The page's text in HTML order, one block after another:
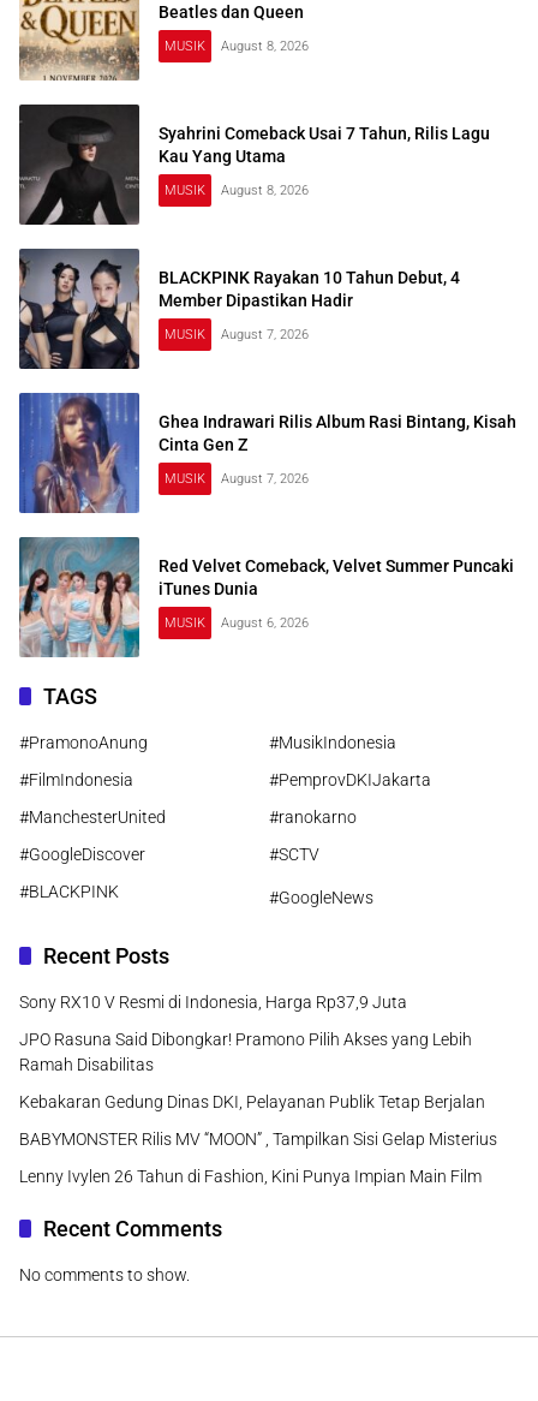
Beatles dan Queen
MUSIK August 8, 2026
Syahrini Comeback Usai 7 Tahun, Rilis Lagu
Kau Yang Utama
MUSIK August 8, 2026
BLACKPINK Rayakan 10 Tahun Debut, 4
Member Dipastikan Hadir
MUSIK August 7, 2026
Ghea Indrawari Rilis Album Rasi Bintang, Kisah
Cinta Gen Z
MUSIK August 7, 2026
Red Velvet Comeback, Velvet Summer Puncaki
iTunes Dunia
MUSIK August 6, 2026
TAGS
#PramonoAnung
#MusikIndonesia
#FilmIndonesia
#PemprovDKIJakarta
#ManchesterUnited
#ranokarno
#GoogleDiscover
#SCTV
#BLACKPINK
#GoogleNews
Recent Posts
Sony RX10 V Resmi di Indonesia, Harga Rp37,9 Juta
JPO Rasuna Said Dibongkar! Pramono Pilih Akses yang Lebih
Ramah Disabilitas
Kebakaran Gedung Dinas DKI, Pelayanan Publik Tetap Berjalan
BABYMONSTER Rilis MV “MOON” , Tampilkan Sisi Gelap Misterius
Lenny Ivylen 26 Tahun di Fashion, Kini Punya Impian Main Film
Recent Comments
No comments to show.